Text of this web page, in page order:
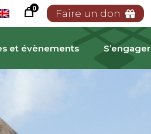
0 Faire un don
et évènements S’engager